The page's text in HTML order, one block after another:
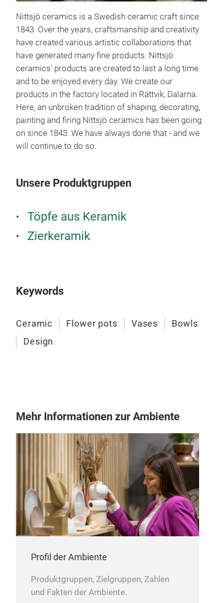
Nittsjö ceramics is a Swedish ceramic craft since
1843. Over the years, craftsmanship and creativity
have created various artistic collaborations that
have generated many fine products. Nittsjö
ceramics' products are created to last a long time
and to be enjoyed every day. We create our
products in the factory located in Rättvik, Dalarna.
Here, an unbroken tradition of shaping, decorating,
painting and firing Nittsjö ceramics has been going
on since 1843. We have always done that - and we
will continue to do so.
Unsere Produktgruppen
Töpfe aus Keramik
Zierkeramik
Keywords
Ceramic Flower pots Vases
Bowls
Design
Mehr Informationen zur Ambiente
Profil der Ambiente
Produktgruppen, Zielgruppen, Zahlen
und Fakten der Ambiente.